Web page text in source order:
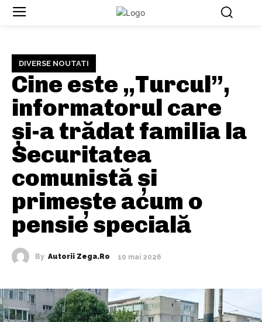
DIVERSE NOUTATI
Cine este „Turcul”,
informatorul care
și-a trădat familia la
Securitatea
comunistă și
primește acum o
pensie specială
By Autorii Zega.ro 10 mai 2026